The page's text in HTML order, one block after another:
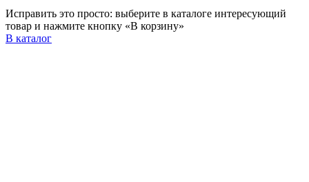
Исправить это просто: выберите в каталоге интересующий
товар и нажмите кнопку «В корзину»
В каталог